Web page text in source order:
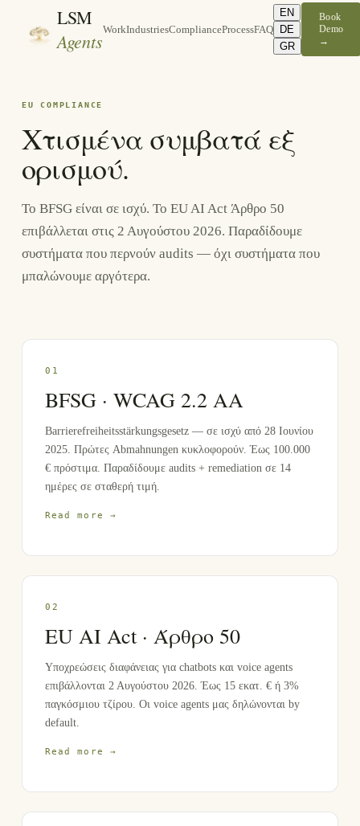
LSM
AgentsWorkIndustriesComplianceProcessFAQ
EN
DE
GR
Book
Demo
→
EU COMPLIANCE
Χτισμένα συμβατά εξ
ορισμού.
Το BFSG είναι σε ισχύ. Το EU AI Act Άρθρο 50
επιβάλλεται στις 2 Αυγούστου 2026. Παραδίδουμε
συστήματα που περνούν audits — όχι συστήματα που
μπαλώνουμε αργότερα.
0 1
BFSG · WCAG 2.2 AA
Barrierefreiheitsstärkungsgesetz — σε ισχύ από 28 Ιουνίου
2025. Πρώτες Abmahnungen κυκλοφορούν. Έως 100.000
€ πρόστιμα. Παραδίδουμε audits + remediation σε 14
ημέρες σε σταθερή τιμή.
Read more →
0 2
EU AI Act · Άρθρο 50
Υποχρεώσεις διαφάνειας για chatbots και voice agents
επιβάλλονται 2 Αυγούστου 2026. Έως 15 εκατ. € ή 3%
παγκόσμιου τζίρου. Οι voice agents μας δηλώνονται by
default.
Read more →